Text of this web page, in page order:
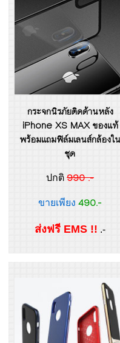
กระจกนิรภัยติดด้านหลัง
iPhone XS MAX ของแท้
พร้อมแถมฟิล์มเลนส์กล้องใน
ชุด
ปกติ 990 .-
ขายเพียง 490.-
ส่งฟรี EMS !! .-